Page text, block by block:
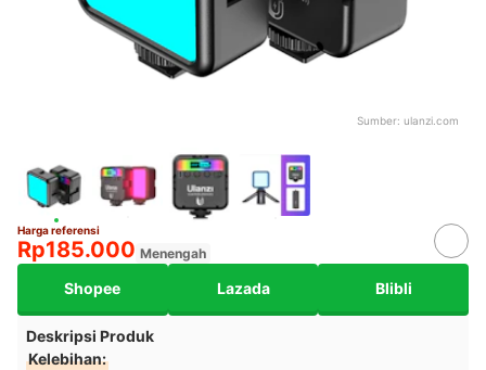
Sumber: ulanzi.com
Harga referensi
Rp185.000 Menengah
Shopee Lazada Blibli
Deskripsi Produk
Kelebihan: